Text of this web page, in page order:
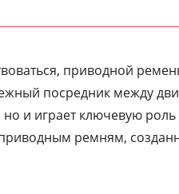
приводной
посредник между
и играет ключевую роль
ремням,